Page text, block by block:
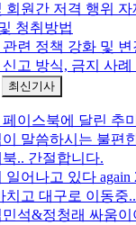
원간 저격 행위 자
청취방법
련 정책 강화 및 변
고 방식, 금지 사례
최신기사
이스북에 달린 추
말씀하시는 불편
.. 간절합니다.
어나고 있다 again
치고 대구로 이동중
석&정청래 싸움